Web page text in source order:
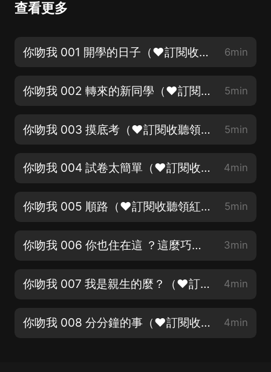
查看更多
你吻我 001 開學的日子（❤訂閱收聽領紅包） 6min
你吻我 002 轉來的新同學（❤訂閱收聽領紅包） 5min
你吻我 003 摸底考（❤訂閱收聽領紅包） 5min
你吻我 004 試卷太簡單（❤訂閱收聽領紅包） 4min
你吻我 005 順路（❤訂閱收聽領紅包） 5min
你吻我 006 你也住在這 ？這麼巧？（❤訂閱收聽領紅包） 3min
你吻我 007 我是親生的麼？（❤訂閱收聽領紅包） 4min
你吻我 008 分分鐘的事（❤訂閱收聽領紅包） 4min